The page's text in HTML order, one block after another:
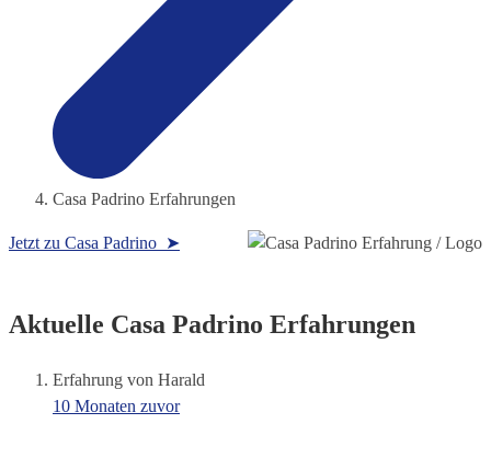
Casa Padrino Erfahrungen
Jetzt zu Casa Padrino ➤
Aktuelle Casa Padrino Erfahrungen
Erfahrung von Harald
10 Monaten zuvor